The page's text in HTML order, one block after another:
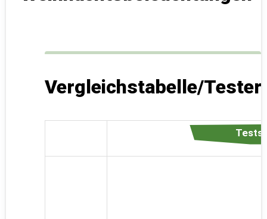
Vergleichstabelle/